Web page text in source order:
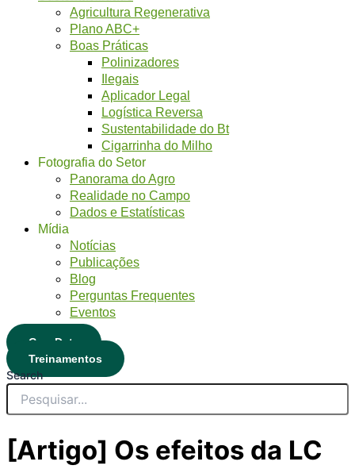
Agricultura Regenerativa
Plano ABC+
Boas Práticas
Polinizadores
Ilegais
Aplicador Legal
Logística Reversa
Sustentabilidade do Bt
Cigarrinha do Milho
Fotografia do Setor
Panorama do Agro
Realidade no Campo
Dados e Estatísticas
Mídia
Notícias
Publicações
Blog
Perguntas Frequentes
Eventos
CropData
Treinamentos
Search
[Artigo] Os efeitos da LC